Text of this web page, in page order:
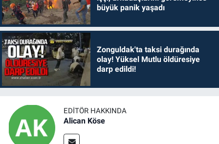
büyük panik yaşadı
Zonguldak'ta taksi durağında
olay! Yüksel Mutlu öldüresiye
darp edildi!
EDITÖR HAKKINDA
Alican Köse